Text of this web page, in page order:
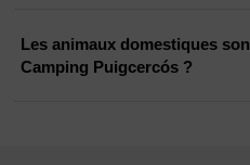
Les animaux domestiques
Camping Puigcercós ?